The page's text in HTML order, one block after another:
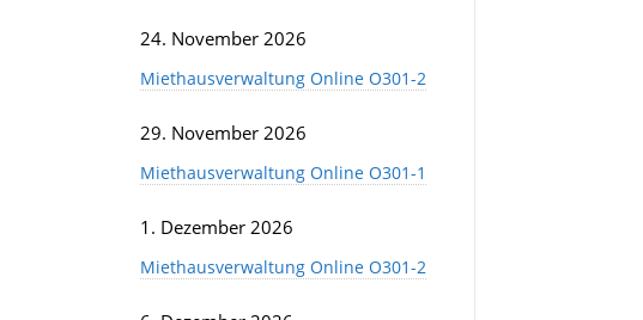
24. November 2026
Miethausverwaltung Online O301-2
29. November 2026
Miethausverwaltung Online O301-1
1. Dezember 2026
Miethausverwaltung Online O301-2